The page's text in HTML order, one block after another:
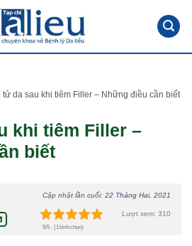
tử da sau khi tiêm Filler – Những điều cần biết
khi tiêm Filler –
biết
Cập nhật lần cuối: 22 Tháng Hai, 2021
5/5 - (1 bình chọn)
Lượt xem: 310